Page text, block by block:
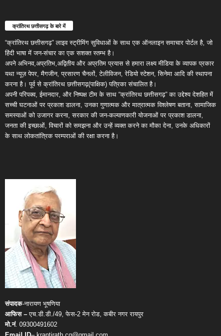
क्रांतिरथ छत्तीसगढ़ के बारे में
“क्रांतिरथ छत्तीसगढ़” लाइव स्ट्रीमिंग सुविधाओं के साथ एक ऑनलाइन समाचार पोर्टल है, जो
हिंदी भाषा में जन-संचार का एक सशक्त स्तम्भ है।
अपने अभिनव,अप्रतिभ,अद्वितीय और अप्रतिम प्रयास से हमारा लक्ष्य मीडिया के व्यापक प्रकार
यथा न्यूज़ पेपर, मैगजीन, प्रसारण चैनलों, टेलीविजन, रेडियो स्टेशन, सिनेमा आदि की स्थापना
करना है। पूर्व से क्रांतिरथ छत्तीसगढ़(पाक्षिक) पत्रिका संचालित है।
अपनी परिपक्व, ईमानदार, और निष्पक्ष टीम के साथ “क्रांतिरथ छत्तीसगढ़” का उद्देश्य देशहित में
सच्ची घटनाओं पर प्रकाश डालना, उनका गुणात्मक और मात्रात्मक विश्लेषण बताना, सामाजिक
समस्याओं को उजागर करना, सरकार की जन-कल्याणकारी योजनाओं पर प्रकाश डालना,
जनता की इच्छाओं, विचारों को समझना और उन्हें व्यक्त करने का मौका देना, उनके अधिकारों
के साथ लोकतांत्रिक परम्पराओं की रक्षा करना है।
संपादक-नारायण भूषणिया
आफिस –एच.डी.डी./49, फेस-2 मेन रोड, कबीर नगर रायपुर
मो.नं. 09300491602